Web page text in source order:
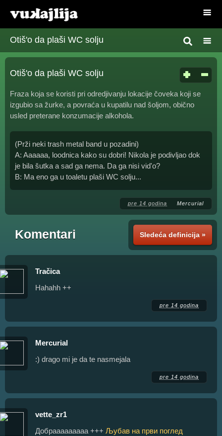
Otiš'o da plaši WC solju
Otiš'o da plaši WC solju
Fraza koja se koristi pri odredjivanju lokacije čoveka koji se
izgubio sa žurke, a povraća u kupatilu nad šoljom, obično
usled preterane konzumacije alkohola.
(Prži neki trash metal band u pozadini)
A: Aaaaaa, loodnica kako su dobri! Nikola je podivljao dok
je bila šutka a sad ga nema. Da ga nisi vid'o?
B: Ma eno ga u toaletu plaši WC solju...
pre 14 godina Mercurial
Sledeća definicija »
Komentari
Tračica
Hahahh ++
pre 14 godina
Mercurial
:) drago mi je da te nasmejala
pre 14 godina
vette_zr1
Добрааааааааа +++ Љубав на први поглед